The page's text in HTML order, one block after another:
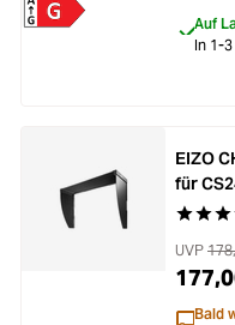
Second
Auf
In 1-
EIZO
für
UVP
Bald